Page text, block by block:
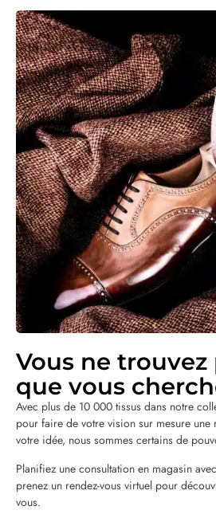
Vous ne trouvez
que vous
Avec plus de 10 000 tissus dans notre
pour faire de votre vision sur mesure une
votre idée, nous sommes certains de
Planifiez une consultation en magasin
prenez un rendez-vous virtuel pour
vous.